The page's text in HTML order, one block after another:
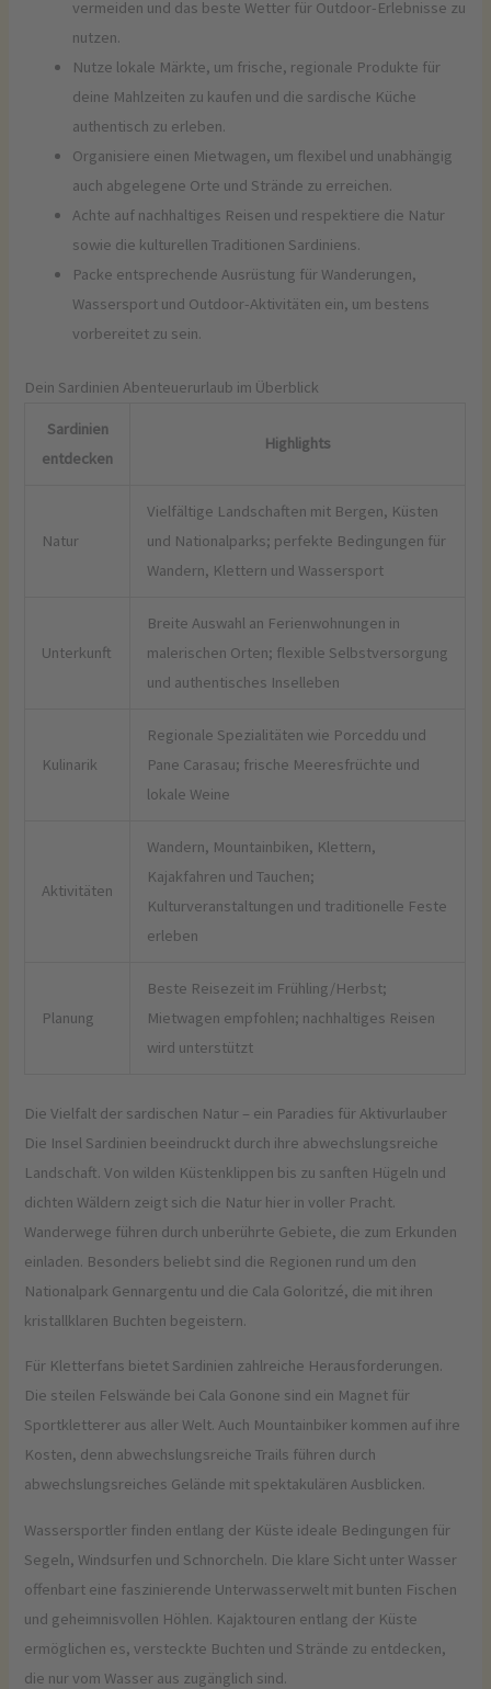
vermeiden und das beste Wetter für Outdoor-Erlebnisse zu
nutzen.
Nutze lokale Märkte, um frische, regionale Produkte für
deine Mahlzeiten zu kaufen und die sardische Küche
authentisch zu erleben.
Organisiere einen Mietwagen, um flexibel und unabhängig
auch abgelegene Orte und Strände zu erreichen.
Achte auf nachhaltiges Reisen und respektiere die Natur
sowie die kulturellen Traditionen Sardiniens.
Packe entsprechende Ausrüstung für Wanderungen,
Wassersport und Outdoor-Aktivitäten ein, um bestens
vorbereitet zu sein.
Dein Sardinien Abenteuerurlaub im Überblick
Sardinien
entdecken
Highlights
Natur
Vielfältige Landschaften mit Bergen, Küsten
und Nationalparks; perfekte Bedingungen für
Wandern, Klettern und Wassersport
Unterkunft
Breite Auswahl an Ferienwohnungen in
malerischen Orten; flexible Selbstversorgung
und authentisches Inselleben
Kulinarik
Regionale Spezialitäten wie Porceddu und
Pane Carasau; frische Meeresfrüchte und
lokale Weine
Aktivitäten
Wandern, Mountainbiken, Klettern,
Kajakfahren und Tauchen;
Kulturveranstaltungen und traditionelle Feste
erleben
Planung
Beste Reisezeit im Frühling/Herbst;
Mietwagen empfohlen; nachhaltiges Reisen
wird unterstützt
Die Vielfalt der sardischen Natur – ein Paradies für Aktivurlauber
Die Insel Sardinien beeindruckt durch ihre abwechslungsreiche
Landschaft. Von wilden Küstenklippen bis zu sanften Hügeln und
dichten Wäldern zeigt sich die Natur hier in voller Pracht.
Wanderwege führen durch unberührte Gebiete, die zum Erkunden
einladen. Besonders beliebt sind die Regionen rund um den
Nationalpark Gennargentu und die Cala Goloritzé, die mit ihren
kristallklaren Buchten begeistern.
Für Kletterfans bietet Sardinien zahlreiche Herausforderungen.
Die steilen Felswände bei Cala Gonone sind ein Magnet für
Sportkletterer aus aller Welt. Auch Mountainbiker kommen auf ihre
Kosten, denn abwechslungsreiche Trails führen durch
abwechslungsreiches Gelände mit spektakulären Ausblicken.
Wassersportler finden entlang der Küste ideale Bedingungen für
Segeln, Windsurfen und Schnorcheln. Die klare Sicht unter Wasser
offenbart eine faszinierende Unterwasserwelt mit bunten Fischen
und geheimnisvollen Höhlen. Kajaktouren entlang der Küste
ermöglichen es, versteckte Buchten und Strände zu entdecken,
die nur vom Wasser aus zugänglich sind.